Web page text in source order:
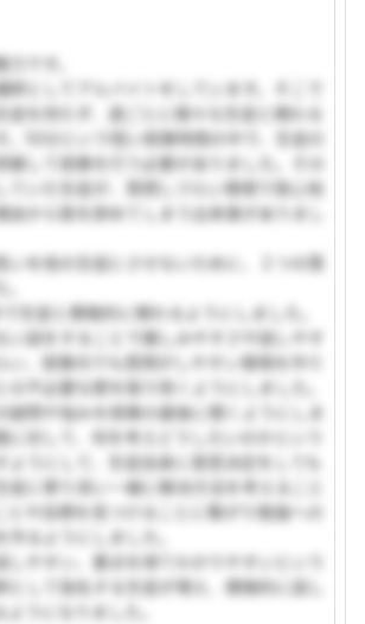
です。
師としてアルバイトをしています。そこで
徒を持たず、週ごとに様々な生徒と関わる
。50分という短い授業時間の中で、生徒の
握して授業を行う必要がありました。その
ていた生徒が、質問しづらい環境で居心地
由から塾を辞めてしまう出来事がありまし
いを他の生徒にさせないために、２つの策
で生徒と積極的に関わるようにしました。
い話をすることで親しみやすさや話しやす
い、授業内でも質問がしやすい環境を作り
の不必要な壁を取り除くようにしました。
疑問や悩みを授業の最後に聞くようにしま
に対して、何を考えどうしたいのかという
ようにして、生徒自身に意思決定をしても
徒に寄り添い一緒に解決方法を考えること
とや目標を見つけることに繋がり勉強への
るようにしました。
しやすい、要点を得てわかりやすいという
として指名する生徒が増え、積極的に話し
ようになりました。